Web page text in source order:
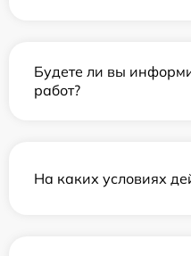
Будете ли вы
работ?
На каких условиях